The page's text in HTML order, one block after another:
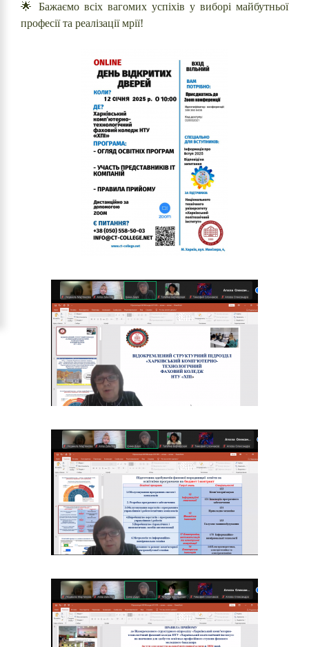
🌟 Бажаємо всіх вагомих успіхів у виборі майбутньої
професії та реалізації мрії!